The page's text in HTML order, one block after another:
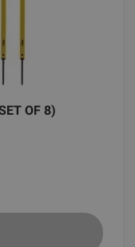
OF 8)